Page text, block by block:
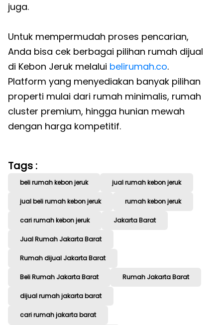
juga.
Untuk mempermudah proses pencarian,
Anda bisa cek berbagai pilihan rumah dijual
di Kebon Jeruk melalui belirumah.co.
Platform yang menyediakan banyak pilihan
properti mulai dari rumah minimalis, rumah
cluster premium, hingga hunian mewah
dengan harga kompetitif.
Tags :
beli rumah kebon jeruk jual rumah kebon jeruk
jual beli rumah kebon jeruk rumah kebon jeruk
cari rumah kebon jeruk Jakarta Barat
Jual Rumah Jakarta Barat
Rumah dijual Jakarta Barat
Beli Rumah Jakarta Barat Rumah Jakarta Barat
dijual rumah jakarta barat
cari rumah jakarta barat